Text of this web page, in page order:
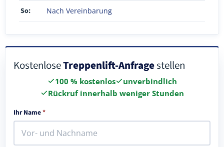
So: Nach Vereinbarung
KostenloseTreppenlift-Anfragestellen
100 % kostenlos
unverbindlich
Rückruf innerhalb weniger Stunden
Ihr Name*